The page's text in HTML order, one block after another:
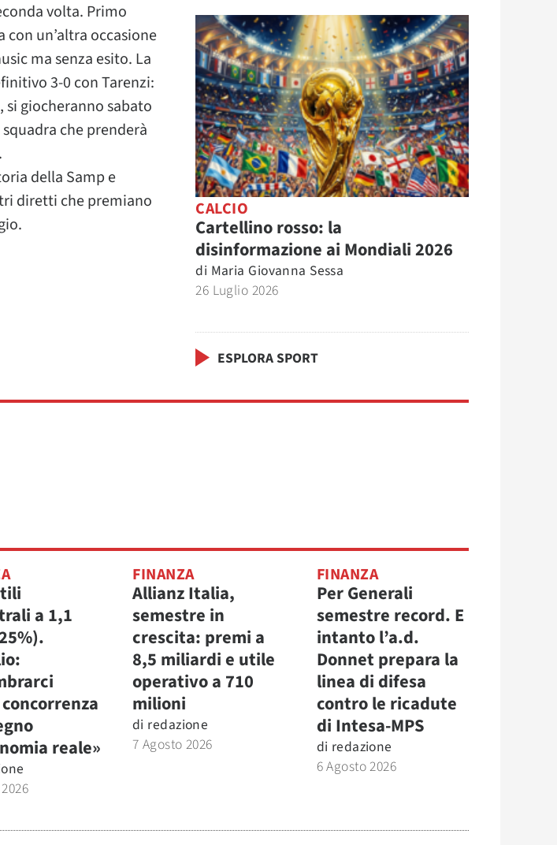
volta. Primo
un’altra occasione
ma senza esito. La
3-0 con Tarenzi:
giocheranno sabato
che prenderà
della Samp e
diretti che premiano
CALCIO
Cartellino rosso: la
disinformazione ai Mondiali 2026
di Maria Giovanna Sessa
26 Luglio 2026
ESPLORA SPORT
a 1,1
reale»
FINANZA
Allianz Italia,
semestre in
crescita: premi a
8,5 miliardi e utile
operativo a 710
milioni
di redazione
7 Agosto 2026
FINANZA
Per Generali
semestre record. E
intanto l’a.d.
Donnet prepara la
linea di difesa
contro le ricadute
di Intesa-MPS
di redazione
6 Agosto 2026